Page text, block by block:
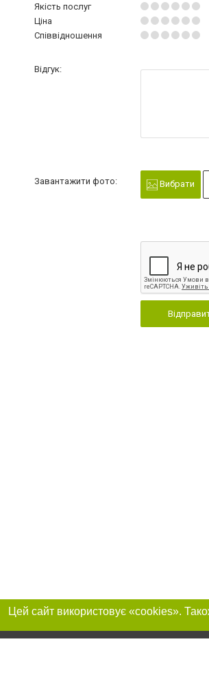
Якість послуг
Ціна
Співвідношення
Відгук:
Завантажити фото: Вибрати